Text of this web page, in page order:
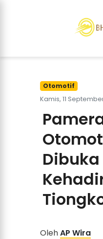
Otomotif
Kamis, 11
OlehAP Wira